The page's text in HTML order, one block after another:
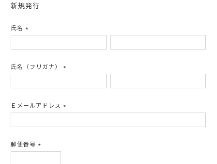
新規発行
氏名
須)
氏名（フリガナ）
須)
Ｅメールアドレス
須)
郵便番号